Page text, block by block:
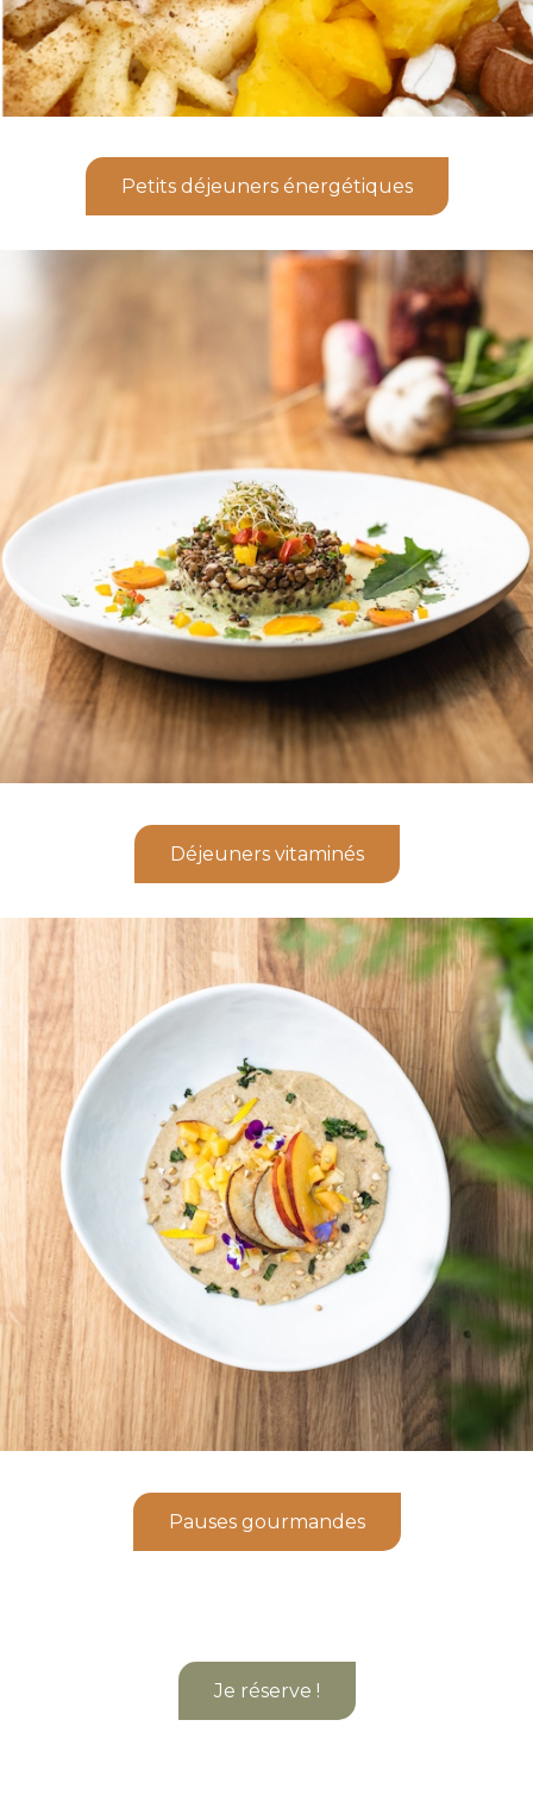
Petits déjeuners énergétiques
Déjeuners vitaminés
Pauses gourmandes
Je réserve !